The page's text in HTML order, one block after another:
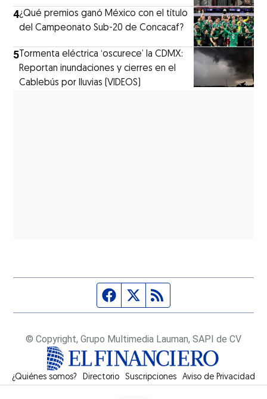
4¿Qué premios ganó México con el título
del Campeonato Sub-20 de Concacaf?
5Tormenta eléctrica ‘oscurece’ la CDMX:
Reportan inundaciones y cierres en el
Cablebús por lluvias (VIDEOS)
Página de Facebook
Fuente Twitter
© Copyright, Grupo Multimedia Lauman, SAPI de CV
¿Quiénes somos? Directorio Suscripciones Opens in new window
Aviso de Privacidad